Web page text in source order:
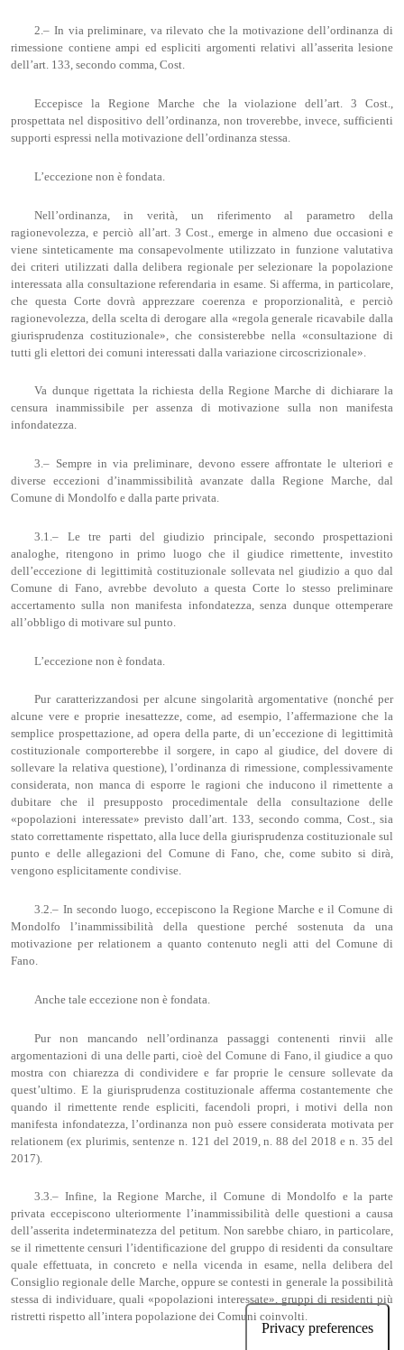
2.– In via preliminare, va rilevato che la motivazione dell’ordinanza di
rimessione contiene ampi ed espliciti argomenti relativi all’asserita lesione
dell’art. 133, secondo comma, Cost.
Eccepisce la Regione Marche che la violazione dell’art. 3 Cost.,
prospettata nel dispositivo dell’ordinanza, non troverebbe, invece, sufficienti
supporti espressi nella motivazione dell’ordinanza stessa.
L’eccezione non è fondata.
Nell’ordinanza, in verità, un riferimento al parametro della
ragionevolezza, e perciò all’art. 3 Cost., emerge in almeno due occasioni e
viene sinteticamente ma consapevolmente utilizzato in funzione valutativa
dei criteri utilizzati dalla delibera regionale per selezionare la popolazione
interessata alla consultazione referendaria in esame. Si afferma, in particolare,
che questa Corte dovrà apprezzare coerenza e proporzionalità, e perciò
ragionevolezza, della scelta di derogare alla «regola generale ricavabile dalla
giurisprudenza costituzionale», che consisterebbe nella «consultazione di
tutti gli elettori dei comuni interessati dalla variazione circoscrizionale».
Va dunque rigettata la richiesta della Regione Marche di dichiarare la
censura inammissibile per assenza di motivazione sulla non manifesta
infondatezza.
3.– Sempre in via preliminare, devono essere affrontate le ulteriori e
diverse eccezioni d’inammissibilità avanzate dalla Regione Marche, dal
Comune di Mondolfo e dalla parte privata.
3.1.– Le tre parti del giudizio principale, secondo prospettazioni
analoghe, ritengono in primo luogo che il giudice rimettente, investito
dell’eccezione di legittimità costituzionale sollevata nel giudizio a quo dal
Comune di Fano, avrebbe devoluto a questa Corte lo stesso preliminare
accertamento sulla non manifesta infondatezza, senza dunque ottemperare
all’obbligo di motivare sul punto.
L’eccezione non è fondata.
Pur caratterizzandosi per alcune singolarità argomentative (nonché per
alcune vere e proprie inesattezze, come, ad esempio, l’affermazione che la
semplice prospettazione, ad opera della parte, di un’eccezione di legittimità
costituzionale comporterebbe il sorgere, in capo al giudice, del dovere di
sollevare la relativa questione), l’ordinanza di rimessione, complessivamente
considerata, non manca di esporre le ragioni che inducono il rimettente a
dubitare che il presupposto procedimentale della consultazione delle
«popolazioni interessate» previsto dall’art. 133, secondo comma, Cost., sia
stato correttamente rispettato, alla luce della giurisprudenza costituzionale sul
punto e delle allegazioni del Comune di Fano, che, come subito si dirà,
vengono esplicitamente condivise.
3.2.– In secondo luogo, eccepiscono la Regione Marche e il Comune di
Mondolfo l’inammissibilità della questione perché sostenuta da una
motivazione per relationem a quanto contenuto negli atti del Comune di
Fano.
Anche tale eccezione non è fondata.
Pur non mancando nell’ordinanza passaggi contenenti rinvii alle
argomentazioni di una delle parti, cioè del Comune di Fano, il giudice a quo
mostra con chiarezza di condividere e far proprie le censure sollevate da
quest’ultimo. E la giurisprudenza costituzionale afferma costantemente che
quando il rimettente rende espliciti, facendoli propri, i motivi della non
manifesta infondatezza, l’ordinanza non può essere considerata motivata per
relationem (ex plurimis, sentenze n. 121 del 2019, n. 88 del 2018 e n. 35 del
2017).
3.3.– Infine, la Regione Marche, il Comune di Mondolfo e la parte
privata eccepiscono ulteriormente l’inammissibilità delle questioni a causa
dell’asserita indeterminatezza del petitum. Non sarebbe chiaro, in particolare,
se il rimettente censuri l’identificazione del gruppo di residenti da consultare
quale effettuata, in concreto e nella vicenda in esame, nella delibera del
Consiglio regionale delle Marche, oppure se contesti in generale la possibilità
stessa di individuare, quali «popolazioni interessate», gruppi di residenti più
ristretti rispetto all’intera popolazione dei Comuni coinvolti.